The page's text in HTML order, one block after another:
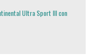
Ultra Sport III con